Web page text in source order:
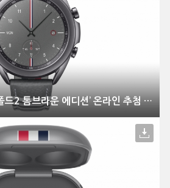
삼성전자, ‘갤럭시 Z 폴드2 톰브라운 에디션’ 온라인 추첨 방식으로 한정 판매